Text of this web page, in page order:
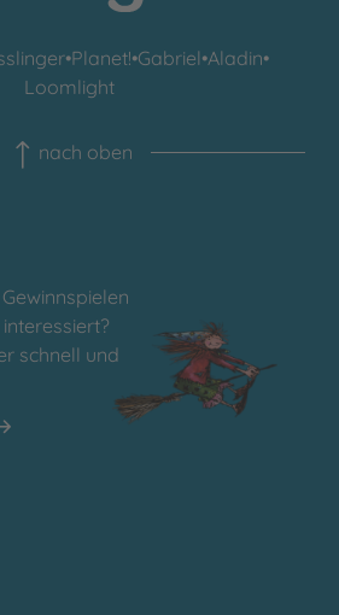
•Planet!•Gabriel•Aladin•
Loomlight
nach oben
schnell und